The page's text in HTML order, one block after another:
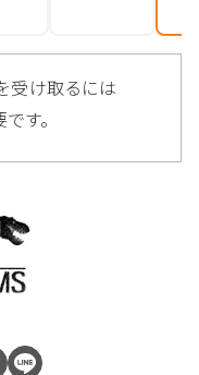
受け取るには
す。